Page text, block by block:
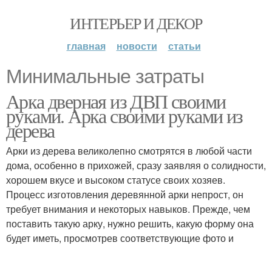
ИНТЕРЬЕР И ДЕКОР
главная новости статьи
Минимальные затраты
Арка дверная из ДВП своими
руками. Арка своими руками из
дерева
Арки из дерева великолепно смотрятся в любой части
дома, особенно в прихожей, сразу заявляя о солидности,
хорошем вкусе и высоком статусе своих хозяев.
Процесс изготовления деревянной арки непрост, он
требует внимания и некоторых навыков. Прежде, чем
поставить такую арку, нужно решить, какую форму она
будет иметь, просмотрев соответствующие фото и